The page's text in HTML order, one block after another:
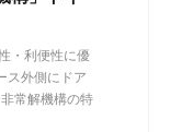
・利便性に優
ス外側にドア
常解機構の特